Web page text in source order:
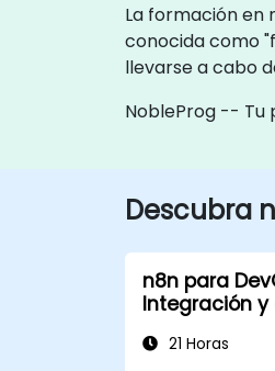
La formación en
conocida como
llevarse a cabo
NobleProg -- Tu
Descubra
n8n para
Integración y
21 Horas